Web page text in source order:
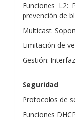
Funciones L2:
prevención de
Multicast:
Limitación de
Gestión:
Seguridad
Protocolos de
Funciones